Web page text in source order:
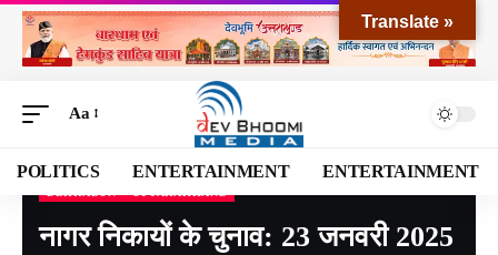
Aa
POLITICS ENTERTAINMENT ENTERTAINMENT
Devbhoomi Media>Blog >NATIONAL>UTTARAKHAND>DEHRADUN>
नागर निकायों के चुनाव: 23 जनवरी 2025
Translate »